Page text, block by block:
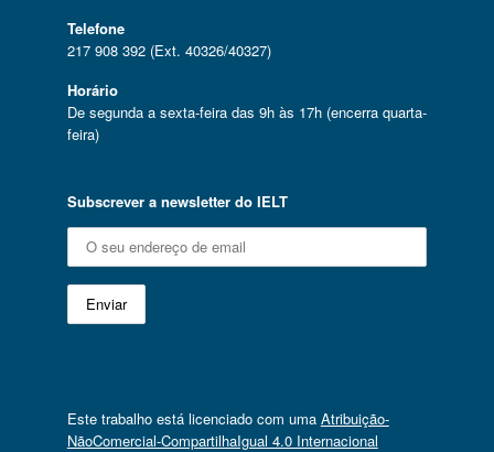
Telefone
217 908 392 (Ext. 40326/40327)
Horário
De segunda a sexta-feira das 9h às 17h (encerra quarta-
feira)
Subscrever a newsletter do IELT
Este trabalho está licenciado com uma Atribuição-
NãoComercial-CompartilhaIgual 4.0 Internacional